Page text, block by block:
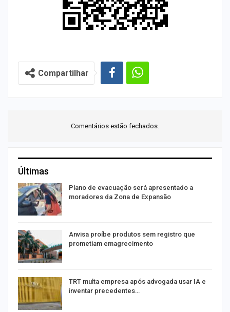
Compartilhar
Comentários estão fechados.
Últimas
Plano de evacuação será apresentado a
moradores da Zona de Expansão
Anvisa proíbe produtos sem registro que
prometiam emagrecimento
TRT multa empresa após advogada usar IA e
inventar precedentes…